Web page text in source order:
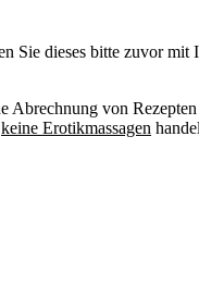
Sie dieses bitte zuvor mit
von
keine Erotikmassagen